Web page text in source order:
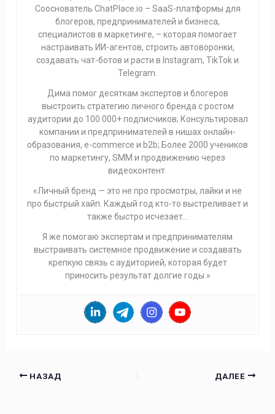
Сооснователь ChatPlace.io – SaaS-платформы для
блогеров, предпринимателей и бизнеса,
специалистов в маркетинге, – которая помогает
настраивать ИИ-агентов, строить автоворонки,
создавать чат-ботов и расти в Instagram, TikTok и
Telegram.
Дима помог десяткам экспертов и блогеров
выстроить стратегию личного бренда с ростом
аудитории до 100 000+ подписчиков; Консультировал
компании и предпринимателей в нишах онлайн-
образования, e-commerce и b2b; Более 2000 учеников
по маркетингу, SMM и продвижению через
видеоконтент.
«Личный бренд — это не про просмотры, лайки и не
про быстрый хайп. Каждый год кто-то выстреливает и
также быстро исчезает…
Я же помогаю экспертам и предпринимателям
выстраивать системное продвижение и создавать
крепкую связь с аудиторией, которая будет
приносить результат долгие годы.»
НАЗАД ДАЛЕЕ